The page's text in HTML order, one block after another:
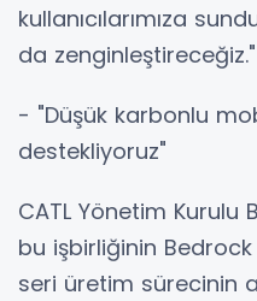
kullanıcılarımıza
da zenginleştireceğiz."
- "Düşük karbonlu
destekliyoruz"
CATL Yönetim Kurulu
bu işbirliğinin
seri üretim sürecinin